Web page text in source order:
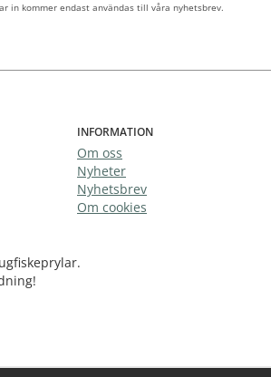
in kommer endast användas till våra nyhetsbrev.
INFORMATION
Om oss
Nyheter
Nyhetsbrev
Om cookies